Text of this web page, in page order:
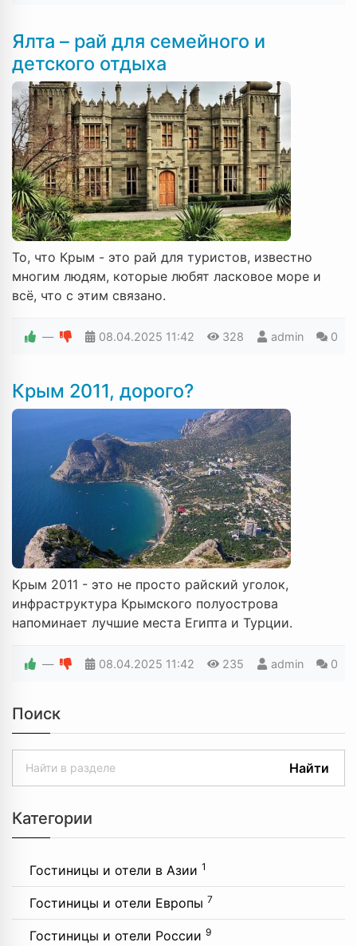
Ялта – рай для семейного и
детского отдыха
То, что Крым - это рай для туристов, известно
многим людям, которые любят ласковое море и
всё, что с этим связано.
— 08.04.2025 11:42 328 admin 0
Крым 2011, дорого?
Крым 2011 - это не просто райский уголок,
инфраструктура Крымского полуострова
напоминает лучшие места Египта и Турции.
— 08.04.2025 11:42 235 admin 0
Поиск
Найти
Категории
Гостиницы и отели в Азии 1
Гостиницы и отели Европы 7
Гостиницы и отели России 9